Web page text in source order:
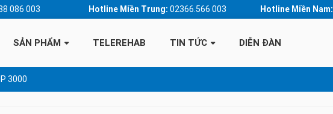
086 003 Hotline Miền Trung: 02366.566 003 Hotline Miền Nam:
SẢN PHẨM TELEREHAB TIN TỨC DIỄN ĐÀN
3000